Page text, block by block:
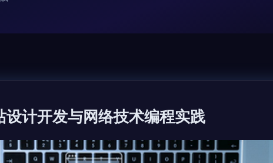
计开发与网络技术编程实践